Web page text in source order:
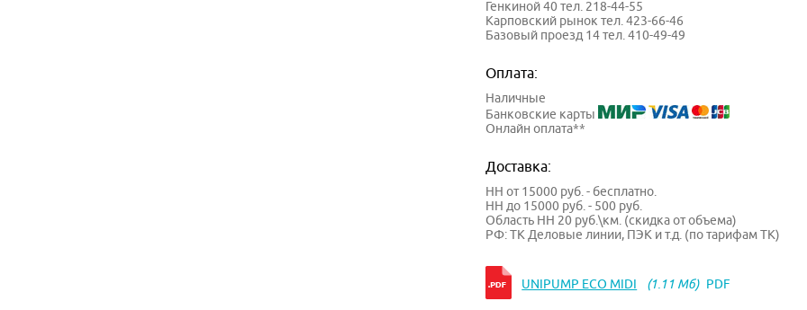
Генкиной 40 тел. 218-44-55
Карповский рынок тел. 423-66-46
Базовый проезд 14 тел. 410-49-49
Оплата:
Наличные
Банковские карты
Онлайн оплата**
Доставка:
НН от 15000 руб. - бесплатно.
НН до 15000 руб. - 500 руб.
Область НН 20 руб.\км. (скидка от объема)
РФ: ТК Деловые линии, ПЭК и т.д. (по тарифам ТК)
UNIPUMP ECO MIDI (1.11 Мб) PDF